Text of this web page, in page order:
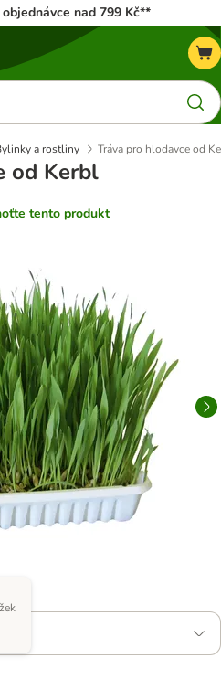
nad 799 Kč**
a rostliny Tráva pro hlodavce od
od Kerbl
tento produkt